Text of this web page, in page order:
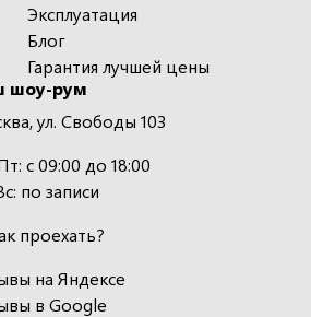
Эксплуатация
Блог
Гарантия лучшей цены
шоу-рум
ул. Свободы 103
с 09:00 до 18:00
по записи
проехать?
на Яндексе
в Google